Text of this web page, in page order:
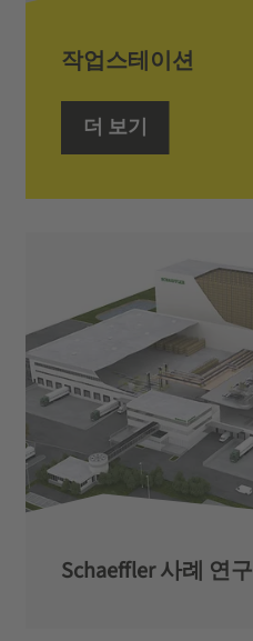
작업스테이션
더 보기
Schaeffler 사례 연구